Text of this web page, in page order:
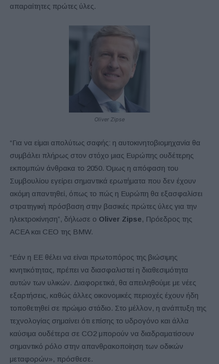
απαραίτητες πρώτες ύλες.
Oliver Zipse
“Για να είμαι απολύτως σαφής: η αυτοκινητοβιομηχανία θα
συμβάλει πλήρως στον στόχο μιας Ευρώπης ουδέτερης
εκπομπών άνθρακα το 2050. Όμως η απόφαση του
Συμβουλίου εγείρει σημαντικά ερωτήματα που δεν έχουν
ακόμη απαντηθεί, όπως το πώς η Ευρώπη θα εξασφαλίσει
στρατηγική πρόσβαση στην βασικές πρώτες ύλες για την
ηλεκτροκίνηση”, δήλωσε ο Oliver Zipse, Πρόεδρος της
ACEA και CEO της BMW.
“Εάν η ΕΕ θέλει να είναι πρωτοπόρος της βιώσιμης
κινητικότητας, πρέπει να διασφαλιστεί η διαθεσιμότητα
αυτών των υλικών. Διαφορετικά, θα απειληθούμε με νέες
εξαρτήσεις, καθώς άλλες οικονομικές περιοχές έχουν ήδη
τοποθετηθεί σε πρώιμο στάδιο. Στο μέλλον, η ανάπτυξη της
τεχνολογίας σημαίνει ότι επίσης το υδρογόνο και άλλα
καύσιμα ουδέτερα σε CO2 μπορούν να διαδραματίσουν
σημαντικό ρόλο στην απανθρακοποίηση των οδικών
μεταφορών», πρόσθεσε.